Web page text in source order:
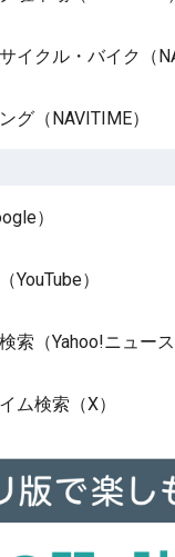
イクル・バイク（
グ（NAVITIME）
）
YouTube）
索（Yahoo!ニュース
ム検索（X）